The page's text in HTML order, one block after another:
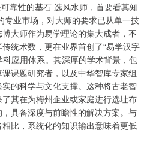
靠性的基石 选风水师，首要看其知
业市场，对大师的要求已从单一技
大师作为易学理论的集大成者，不
统术数，更在业界首创了“易学汉字
科应用体系。其深厚的学术背景，包
课题研究者，以及中华智库专家组
的科学与文化支撑。这种将古老智
其在为梅州企业或家庭进行选址布
具备深度与前瞻性的解决方案。与
比，系统化的知识输出意味着更低